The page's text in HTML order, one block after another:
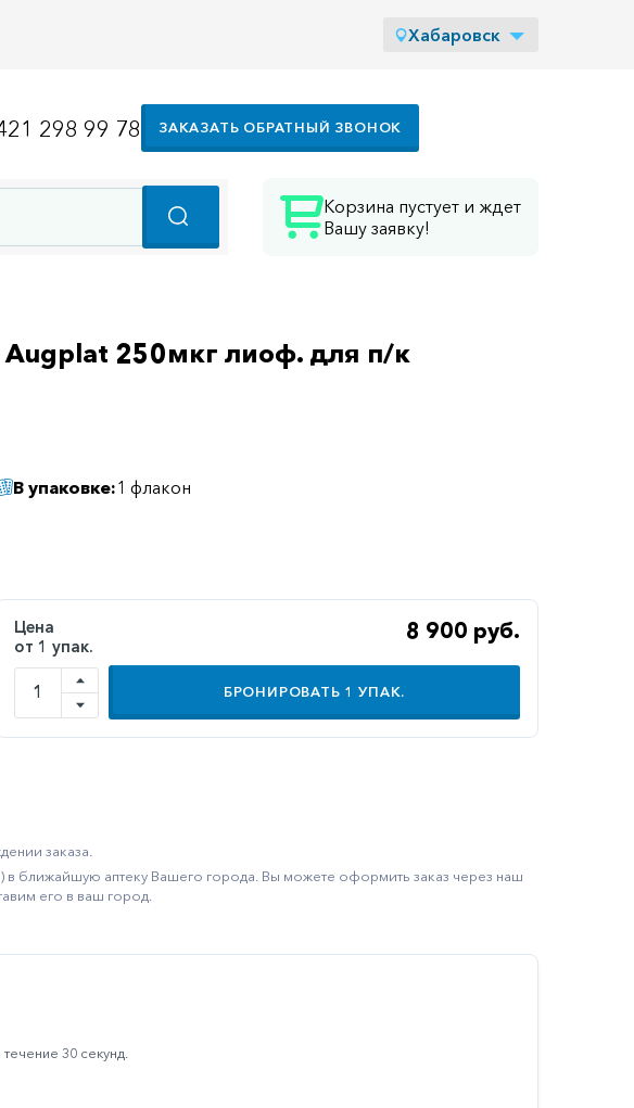
Хабаровск
Корзина пустует и ждет
Вашу заявку!
298 99 78 ЗАКАЗАТЬ ОБРАТНЫЙ ЗВОНОК
250мкг лиоф. для п/к
В упаковке:1 флакон
Цена
от 1 упак.
8 900 руб.
БРОНИРОВАТЬ 1 УПАК.
заказа.
в ближайшую аптеку Вашего города. Вы можете оформить заказ через наш
его в ваш город.
30 секунд.